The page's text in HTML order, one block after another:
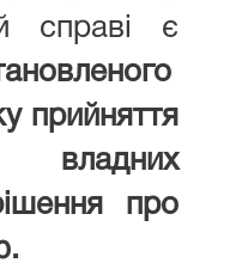
справі є
прийняття
про